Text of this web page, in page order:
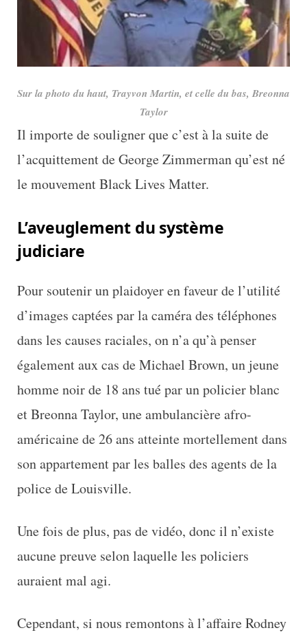
Sur la photo du haut, Trayvon Martin, et celle du bas, Breonna
Taylor
Il importe de souligner que c’est à la suite de
l’acquittement de George Zimmerman qu’est né
le mouvement Black Lives Matter.
L’aveuglement du système
judiciare
Pour soutenir un plaidoyer en faveur de l’utilité
d’images captées par la caméra des téléphones
dans les causes raciales, on n’a qu’à penser
également aux cas de Michael Brown, un jeune
homme noir de 18 ans tué par un policier blanc
et Breonna Taylor, une ambulancière afro-
américaine de 26 ans atteinte mortellement dans
son appartement par les balles des agents de la
police de Louisville.
Une fois de plus, pas de vidéo, donc il n’existe
aucune preuve selon laquelle les policiers
auraient mal agi.
Cependant, si nous remontons à l’affaire Rodney